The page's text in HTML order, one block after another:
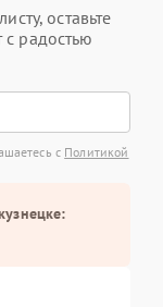
оставьте
радостью
с Политикой